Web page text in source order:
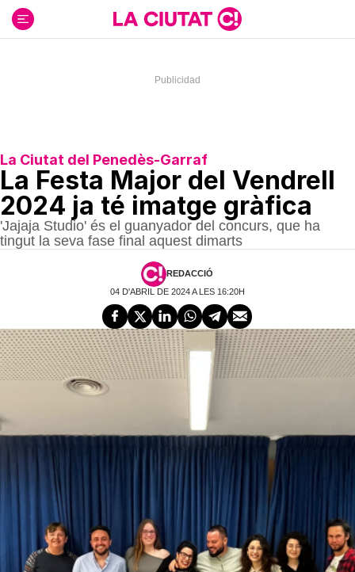
contenido
La Ciutat del Penedès-Garraf
La Festa Major del Vendrell
2024 ja té imatge gràfica
'Jajaja Studio' és el guanyador del concurs, que ha
tingut la seva fase final aquest dimarts
REDACCIÓ
04 D'ABRIL DE 2024 A LES 16:20H